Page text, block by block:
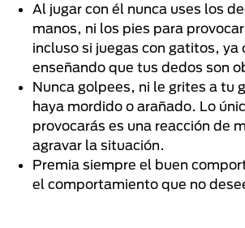
Al jugar con él nunca uses los
manos, ni los pies para
incluso si juegas con gatitos, ya
enseñando que tus dedos son
Nunca golpees, ni le grites a tu
haya mordido o arañado. Lo
provocarás es una reacción de
agravar la situación.
Premia siempre el buen
el comportamiento que no